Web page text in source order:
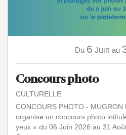
Du 6 Juin au
Concours photo
CULTURELLE
CONCOURS PHOTO -
organise un concours photo
yeux » du 06 Juin 2026 au 31